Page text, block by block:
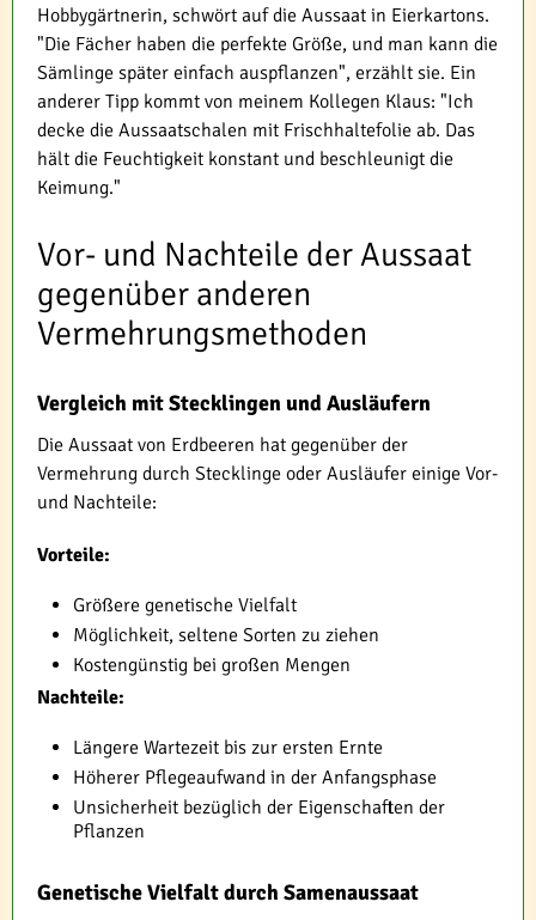
Hobbygärtnerin, schwört auf die Aussaat in Eierkartons.
"Die Fächer haben die perfekte Größe, und man kann die
Sämlinge später einfach auspflanzen", erzählt sie. Ein
anderer Tipp kommt von meinem Kollegen Klaus: "Ich
decke die Aussaatschalen mit Frischhaltefolie ab. Das
hält die Feuchtigkeit konstant und beschleunigt die
Keimung."
Vor- und Nachteile der Aussaat
gegenüber anderen
Vermehrungsmethoden
Vergleich mit Stecklingen und Ausläufern
Die Aussaat von Erdbeeren hat gegenüber der
Vermehrung durch Stecklinge oder Ausläufer einige Vor-
und Nachteile:
Vorteile:
Größere genetische Vielfalt
Möglichkeit, seltene Sorten zu ziehen
Kostengünstig bei großen Mengen
Nachteile:
Längere Wartezeit bis zur ersten Ernte
Höherer Pflegeaufwand in der Anfangsphase
Unsicherheit bezüglich der Eigenschaften der
Pflanzen
Genetische Vielfalt durch Samenaussaat